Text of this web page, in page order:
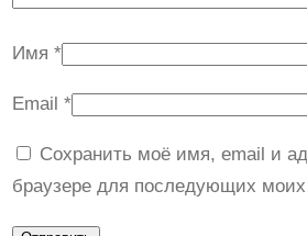
л
з
г
Имя *
Email *
Сохранить моё имя, email и
браузере для последующих